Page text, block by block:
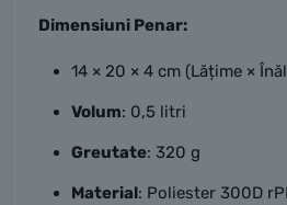
Dimensiuni Penar:
14 × 20 × 4 cm (Lățime ×
Volum: 0,5 litri
Greutate: 320 g
Material: Poliester 300D